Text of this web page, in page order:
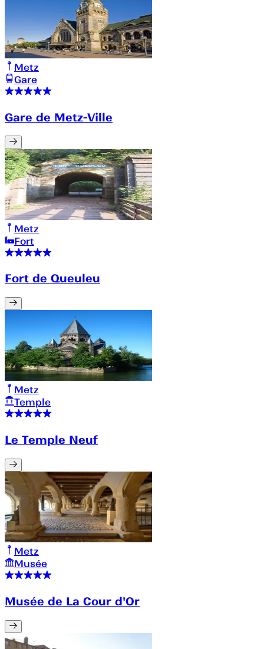
Metz
Gare
Gare de Metz-Ville
Metz
Fort
Fort de Queuleu
Metz
Temple
Le Temple Neuf
Metz
Musée
Musée de La Cour d'Or